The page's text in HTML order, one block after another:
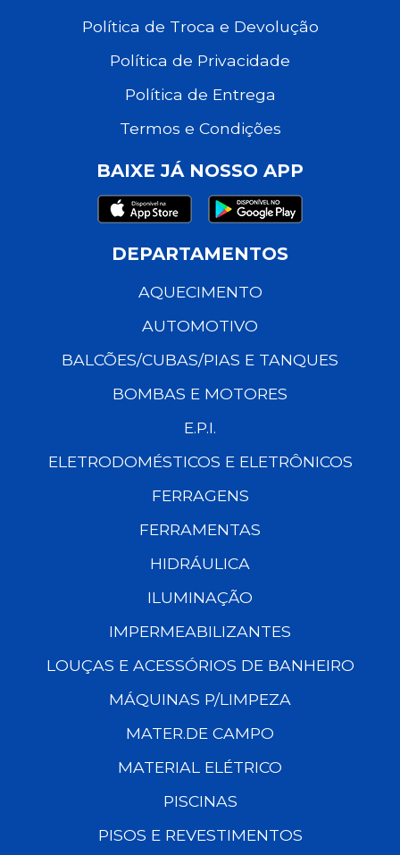
Política de Troca e Devolução
Política de Privacidade
Política de Entrega
Termos e Condições
BAIXE JÁ NOSSO APP
DEPARTAMENTOS
AQUECIMENTO
AUTOMOTIVO
BALCÕES/CUBAS/PIAS E TANQUES
BOMBAS E MOTORES
E.P.I.
ELETRODOMÉSTICOS E ELETRÔNICOS
FERRAGENS
FERRAMENTAS
HIDRÁULICA
ILUMINAÇÃO
IMPERMEABILIZANTES
LOUÇAS E ACESSÓRIOS DE BANHEIRO
MÁQUINAS P/LIMPEZA
MATER.DE CAMPO
MATERIAL ELÉTRICO
PISCINAS
PISOS E REVESTIMENTOS